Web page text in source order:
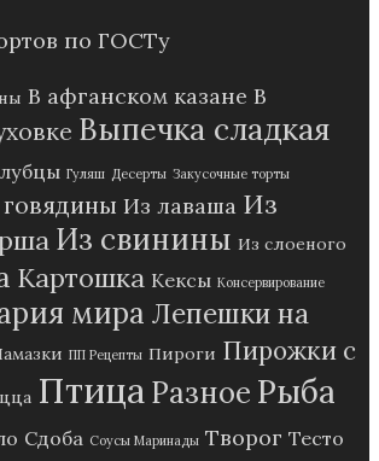
по ГОСТу
В афганском казане В
Выпечка сладкая
Гуляш Десерты Закусочные торты
Из лаваша Из
Из свинины Из слоеного
Картошка Кексы Консервирование
мира Лепешки на
ПП Рецепты Пироги Пирожки с
ПтицаРазное Рыба
Сдоба Соусы Маринады Творог Тесто